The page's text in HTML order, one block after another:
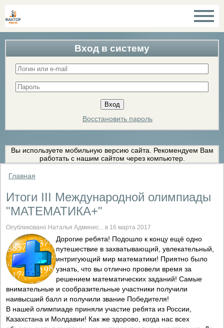
Вход в систему
Восстановить пароль
Вы используете мобильную версию сайта. Рекомендуем Вам
работать с нашим сайтом через компьютер.
Главная
Итоги III Международной олимпиады
"МАТЕМАТИКА+"
Опубликовано Наталья Админис... в 16 марта 2017
Дорогие ребята! Подошло к концу ещё одно
путешествие в захватывающий, увлекательный,
интригующий мир математики! Приятно было
узнать, что вы отлично провели время за
решением математических заданий! Самые
внимательные и сообразительные участники получили
наивысший балл и получили звание Победителя!
В нашей олимпиаде приняли участие ребята из России,
Казахстана и Молдавии! Как же здорово, когда нас всех